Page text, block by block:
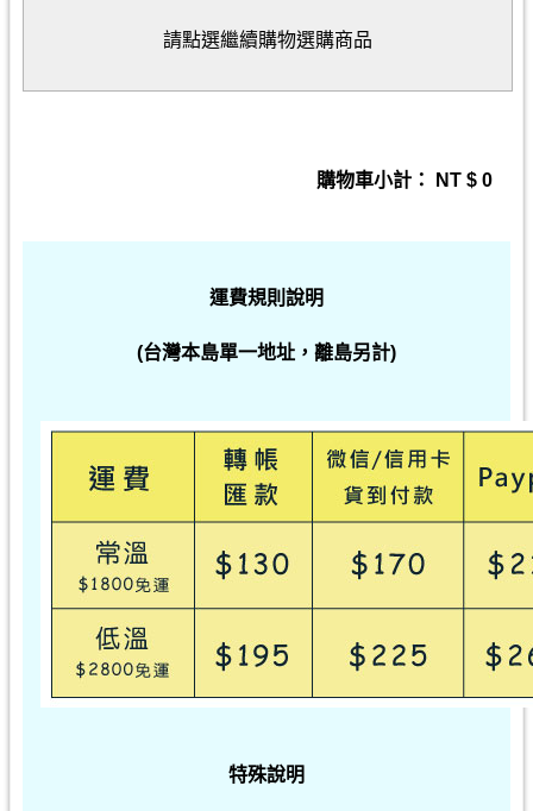
請點選繼續購物選購商品
購物車小計： NT $ 0
運費規則說明
(台灣本島單一地址，離島另計)
特殊說明